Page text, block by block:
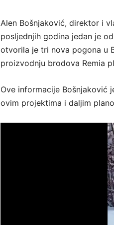
Alen Bošnjaković, direktor i
posljednjih godina jedan je
otvorila je tri nova pogona u
proizvodnju brodova Remia
Ove informacije Bošnjaković
ovim projektima i daljim